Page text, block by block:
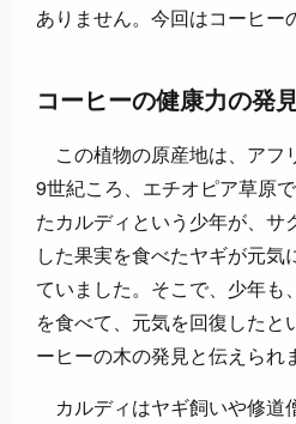
ありません。今回はコーヒー
コーヒーの健康力の発
この植物の原産地は、アフ
9世紀ころ、エチオピア草原
たカルディという少年が、サ
した果実を食べたヤギが元気
ていました。そこで、少年も
を食べて、元気を回復したと
ーヒーの木の発見と伝えられ
カルディはヤギ飼いや修道